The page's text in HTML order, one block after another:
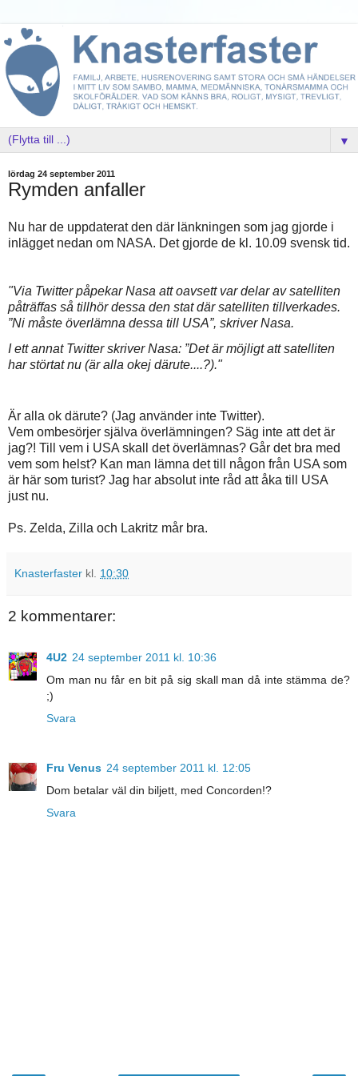
▼
lördag 24 september 2011
Rymden anfaller
Nu har de uppdaterat den där länkningen som jag gjorde i
inlägget nedan om NASA. Det gjorde de kl. 10.09 svensk tid.
"Via Twitter påpekar Nasa att oavsett var delar av satelliten
påträffas så tillhör dessa den stat där satelliten tillverkades.
”Ni måste överlämna dessa till USA”, skriver Nasa.
I ett annat Twitter skriver Nasa: ”Det är möjligt att satelliten
har störtat nu (är alla okej därute....?)."
Är alla ok därute? (Jag använder inte Twitter).
Vem ombesörjer själva överlämningen? Säg inte att det är
jag?! Till vem i USA skall det överlämnas? Går det bra med
vem som helst? Kan man lämna det till någon från USA som
är här som turist? Jag har absolut inte råd att åka till USA
just nu.
Ps. Zelda, Zilla och Lakritz mår bra.
Knasterfaster kl. 10:30
2 kommentarer:
4U2 24 september 2011 kl. 10:36
Om man nu får en bit på sig skall man då inte stämma de?
;)
Svara
Fru Venus 24 september 2011 kl. 12:05
Dom betalar väl din biljett, med Concorden!?
Svara